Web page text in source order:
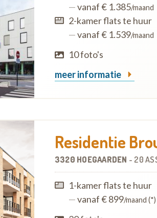
—vanaf € 1.385/maand
2-kamer flats te huur
—vanaf € 1.539/maand
10 foto's
meer informatie
Residentie
3320 HOEGAARDEN - 20
1-kamer flats te huur
—vanaf € 899/maand (*)